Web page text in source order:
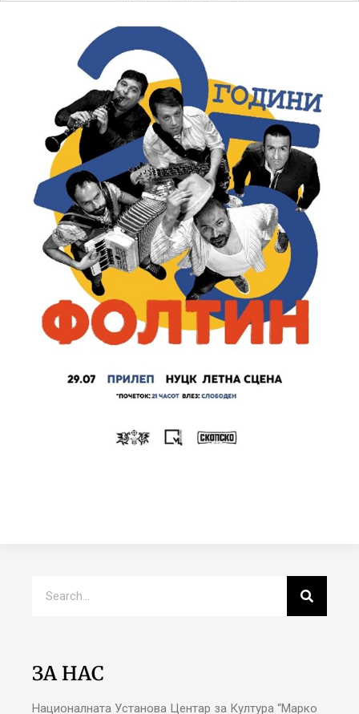
ЗА НАС
Националната Установа Центар за Култура “Марко